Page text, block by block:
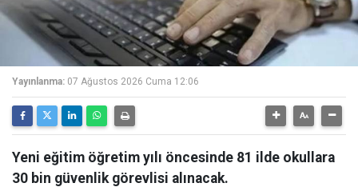
Yayınlanma: 07 Ağustos 2026 Cuma 12:06
Yeni eğitim öğretim yılı öncesinde 81 ilde okullara
30 bin güvenlik görevlisi alınacak.